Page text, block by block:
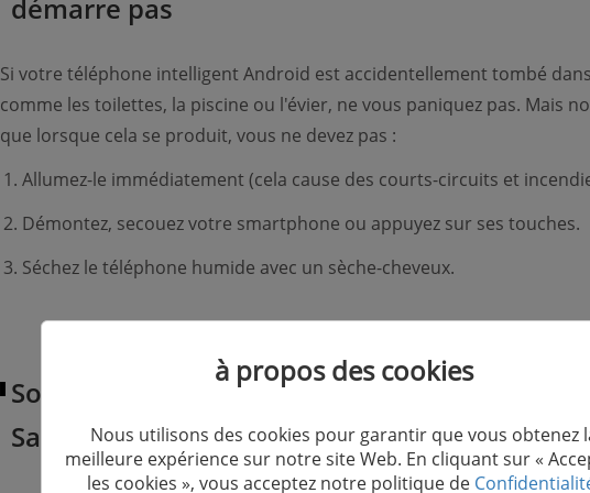
démarre pas
Si votre téléphone intelligent Android est accidentellement tombé
comme les toilettes, la piscine ou l'évier, ne vous paniquez pas. Mais
que lorsque cela se produit, vous ne devez pas :
Allumez-le immédiatement (cela cause des courts-circuits et
Démontez, secouez votre smartphone ou appuyez sur ses touches.
Séchez le téléphone humide avec un sèche-cheveux.
Solution 4 : Réparer le problème de système
Samsung
à propos des cookies
Nous utilisons des cookies pour garantir que vous obtenez
meilleure expérience sur notre site Web. En cliquant sur «
les cookies », vous acceptez notre politique de